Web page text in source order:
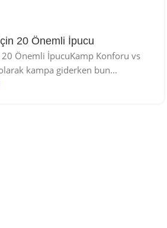
20 Önemli İpucu
Önemli İpucuKamp Konforu vs
kampa giderken bun...